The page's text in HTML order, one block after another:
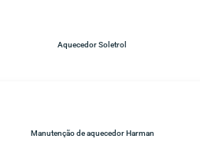
Aquecedor Soletrol
Manutenção de aquecedor Harman